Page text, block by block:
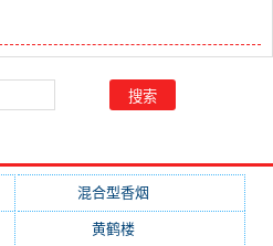
混合型香烟
黄鹤楼(261)